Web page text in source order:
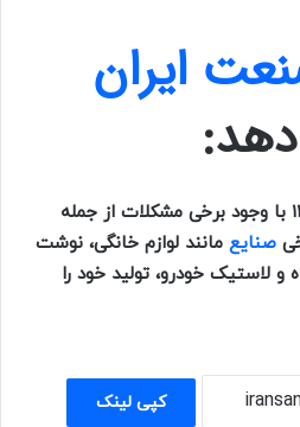
ایران
صنعتگران ایرانی در سال ۱۴۰۳ با وجود برخی مشکلات از جمله
صنایع مانند لوازم خانگی، ‏نوشت
و لاستیک خودرو، تولید خود را
کپی لینک